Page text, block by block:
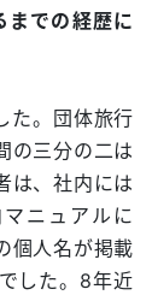
での経歴に
た。団体旅行
の三分の二は
は、社内には
ニュアルに
個人名が掲載
した。8年近